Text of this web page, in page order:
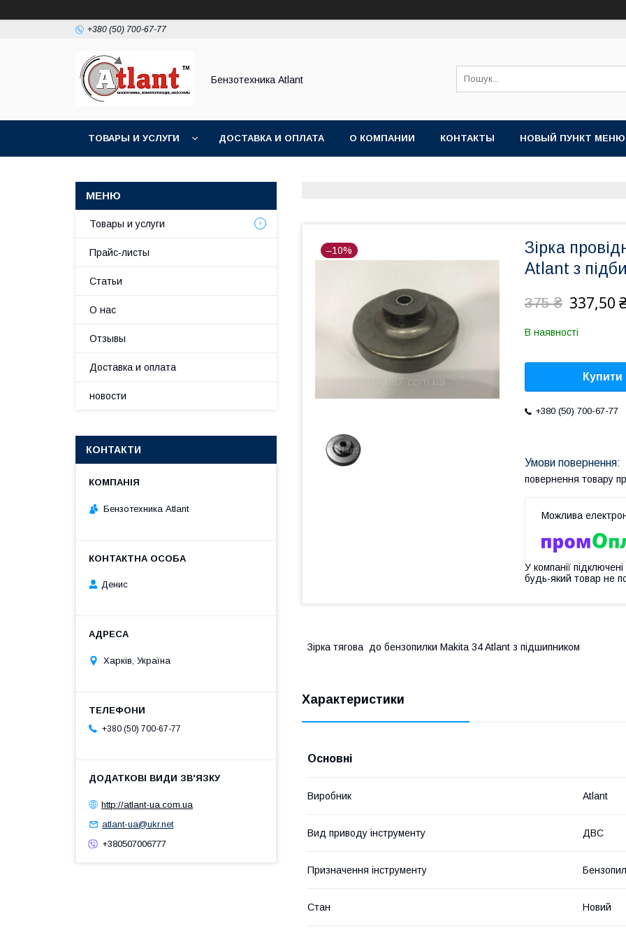
+380 (50) 700-67-77
Бензотехника Atlant
ТОВАРЫ И УСЛУГИ ДОСТАВКА И ОПЛАТА О КОМПАНИИ КОНТАКТЫ НОВЫЙ ПУНКТ МЕНЮ
–10%
Зірка
Atlant з
375 ₴ 337,50
В наявності
Купити
+380 (50) 700-67-77
повернення товару
У компанії
будь-який товар не
Зірка тягова до бензопилки Makita 34 Atlant з підшипником
Характеристики
Основні
Виробник Atlant
Вид приводу інструменту ДВС
Призначення інструменту
Стан Новий
Товары и услуги
Прайс-листы
Статьи
О нас
Отзывы
Доставка и оплата
новости
КОНТАКТИ
Бензотехника Atlant
Денис
Харків, Україна
+380 (50) 700-67-77
http://atlant-ua.com.ua
atlant-ua@ukr.net
+380507006777